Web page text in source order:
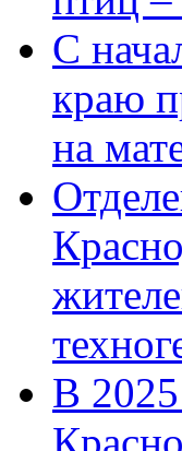
С
краю
на
В